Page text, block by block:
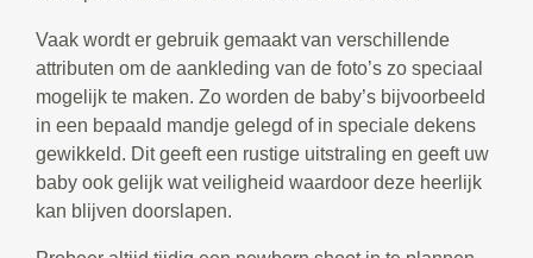
Vaak wordt er gebruik gemaakt van verschillende
attributen om de aankleding van de foto’s zo speciaal
mogelijk te maken. Zo worden de baby’s bijvoorbeeld
in een bepaald mandje gelegd of in speciale dekens
gewikkeld. Dit geeft een rustige uitstraling en geeft uw
baby ook gelijk wat veiligheid waardoor deze heerlijk
kan blijven doorslapen.